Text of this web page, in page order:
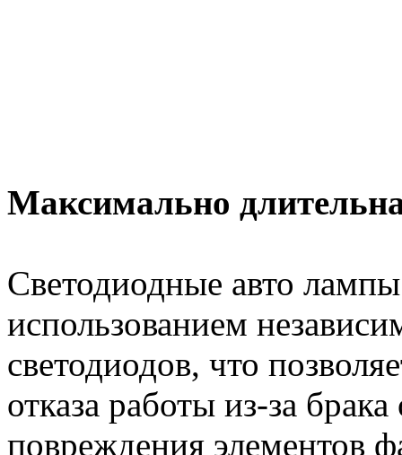
Максимально
Светодиодные авто
использованием
светодиодов, что
отказа работы из-за
повреждения элементов